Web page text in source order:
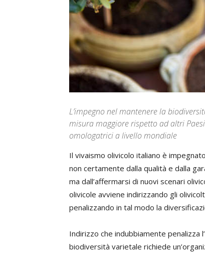
L’impegno nel mantenere la
misura maggiore rispetto ad altri
omologatrici a livello mondiale
Il vivaismo olivicolo italiano è
non certamente dalla qualità e dalla
ma dall’affermarsi di nuovi scenari
olivicole avviene indirizzando gli
penalizzando in tal modo la
Indirizzo che indubbiamente penalizza
biodiversità varietale richiede